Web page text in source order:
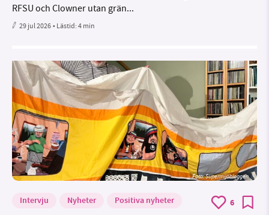
RFSU och Clowner utan grän...
29 jul 2026• Lästid:4 min
Foto: Supermijöbloggen
Intervju Nyheter Positiva nyheter 6